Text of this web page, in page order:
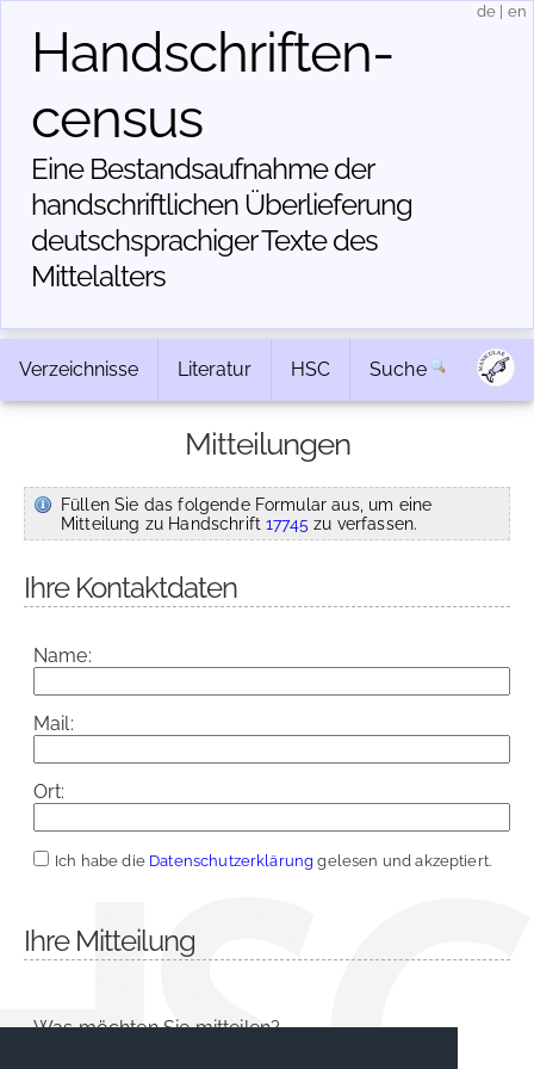
Handschriften­
census
Eine Bestandsaufnahme der
handschriftlichen Über­lieferung
deutschsprachiger Texte des
Mittelalters
de en
Verzeichnisse Literatur HSC Suche
Mitteilungen
Füllen Sie das folgende Formular aus, um eine
Mitteilung zu Handschrift17745 zu verfassen.
Ihre Kontaktdaten
Name:
Mail:
Ort:
Ich habe die Datenschutzerklärung gelesen und akzeptiert.
Ihre Mitteilung
Was möchten Sie mitteilen?